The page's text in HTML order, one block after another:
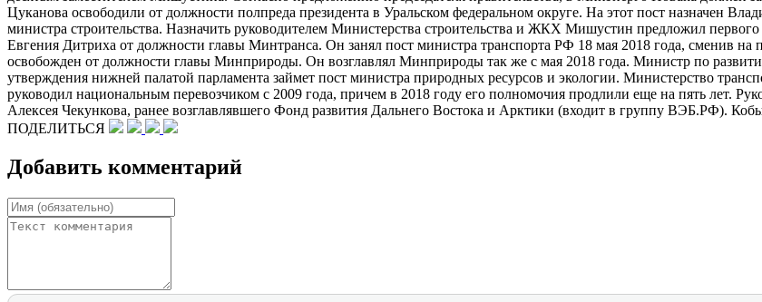
Цуканова освободили от должности полпреда президента в Уральском федеральном округе. На этот пост назначен
министра строительства. Назначить руководителем Министерства строительства и ЖКХ Мишустин предложил
Евгения Дитриха от должности главы Минтранса. Он занял пост министра транспорта РФ 18 мая 2018 года, сменив
освобожден от должности главы Минприроды. Он возглавлял Минприроды так же с мая 2018 года. Министр по
утверждения нижней палатой парламента займет пост министра природных ресурсов и экологии. Министерство
руководил национальным перевозчиком с 2009 года, причем в 2018 году его полномочия продлили еще на пять лет.
Алексея Чекункова, ранее возглавлявшего Фонд развития Дальнего Востока и Арктики (входит в группу ВЭБ.РФ).
ПОДЕЛИТЬСЯ
Добавить комментарий